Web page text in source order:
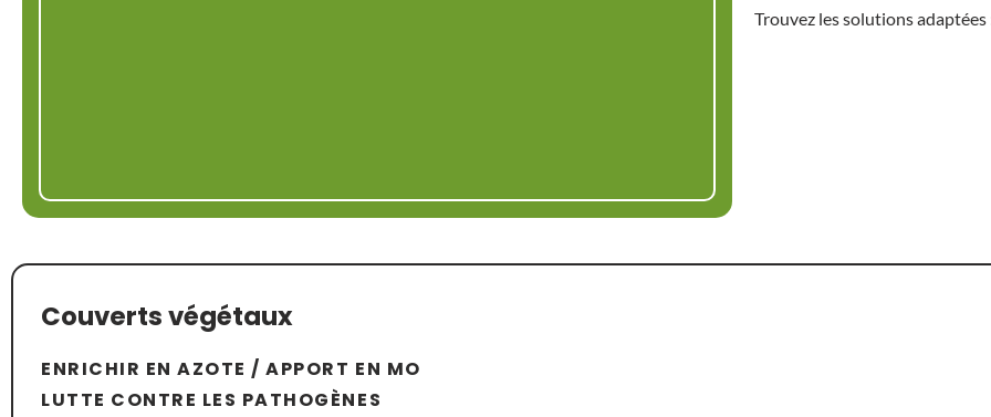
Trouvez les solutions
Couverts végétaux
ENRICHIR EN AZOTE / APPORT EN MO
LUTTE CONTRE LES PATHOGÈNES